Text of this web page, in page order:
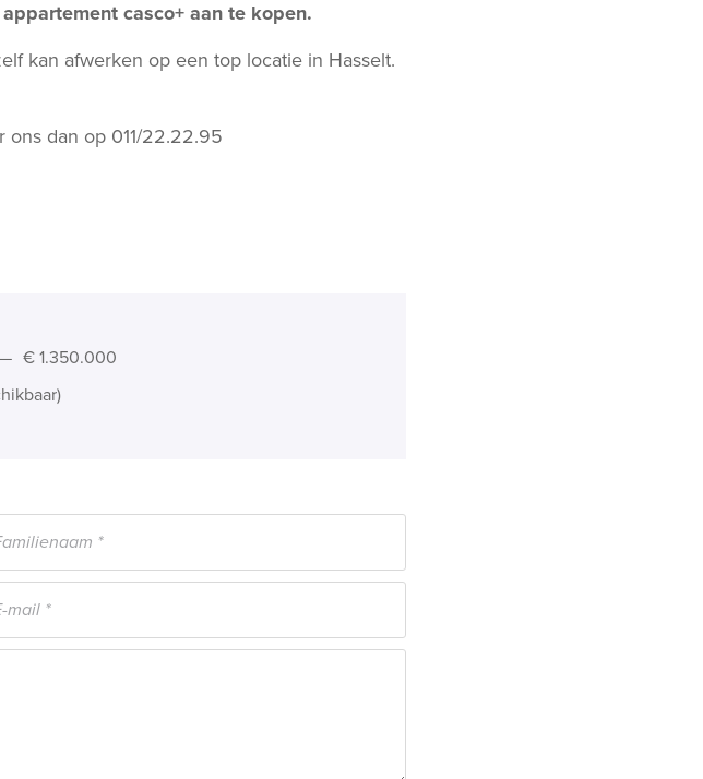
casco+ aan te kopen.
kan afwerken op een top locatie in Hasselt.
ons dan op 011/22.22.95
€ 1.350.000